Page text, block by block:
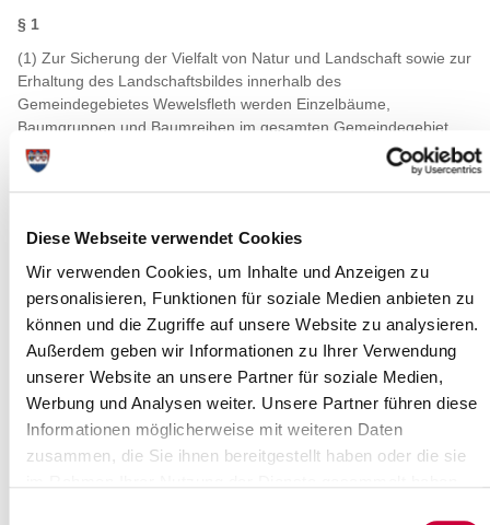
Diese Webseite verwendet Cookies
Wir verwenden Cookies, um Inhalte und Anzeigen zu
personalisieren, Funktionen für soziale Medien anbieten zu
können und die Zugriffe auf unsere Website zu analysieren.
Außerdem geben wir Informationen zu Ihrer Verwendung
unserer Website an unsere Partner für soziale Medien,
Werbung und Analysen weiter. Unsere Partner führen diese
Informationen möglicherweise mit weiteren Daten
zusammen, die Sie ihnen bereitgestellt haben oder die sie
§ 1
(1) Zur Sicherung der Vielfalt von Natur und Landschaft sowie zur
Erhaltung des Landschaftsbildes innerhalb des
Gemeindegebietes Wewelsfleth werden Einzelbäume,
Baumgruppen und Baumreihen im gesamten Gemeindegebiet
unter Schutz gestellt:
Umrandung und in Katasterplankarten im Maßstab 1 : 5000
Kreises Steinburg als untere Landschaftspflegebehörde und bei
dem Amtsvorsteher des Amtes Wilstermarsch niedergelegt und
können dort während der Dienstzeit von jedermann eingesehen
werden.
(3) Es sind nur Bäume geschützt, die in 1,30 m Höhe
(Brusthöhendurchmesser) einen Durchmesser von mehr als 20
cm haben.
(4) Diese Verordnung gilt nicht für Obstbäume, Bäume in